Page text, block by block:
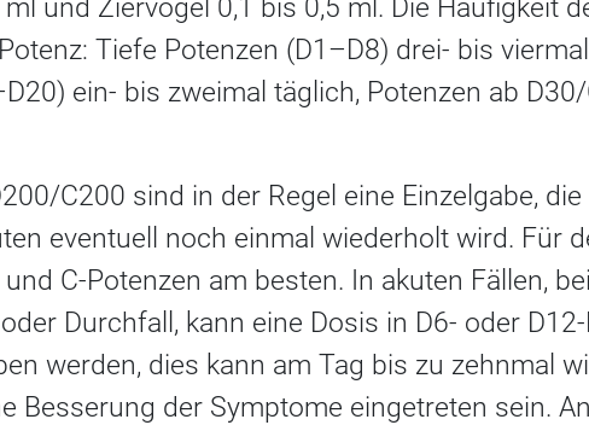
und Ziervögel 0,1 bis 0,5 ml. Die Häufigkeit
Tiefe Potenzen (D1–D8) drei- bis
ein- bis zweimal täglich, Potenzen ab
C200 sind in der Regel eine Einzelgabe,
eventuell noch einmal wiederholt wird. Für
C-Potenzen am besten. In akuten Fällen,
Durchfall, kann eine Dosis in D6- oder
werden, dies kann am Tag bis zu zehnmal
Besserung der Symptome eingetreten sein.